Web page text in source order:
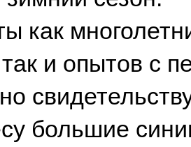
как
и опытов с
большие